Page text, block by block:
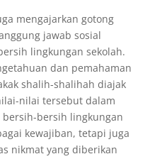
mengajarkan gotong
jawab sosial
lingkungan sekolah.
dan pemahaman
shalih-shalihah diajak
nilai tersebut dalam
bersih lingkungan
kewajiban, tetapi juga
nikmat yang diberikan